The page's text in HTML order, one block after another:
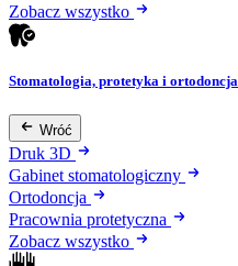
Zobacz wszystko
Stomatologia, protetyka i ortodoncja
Wróć
Druk 3D
Gabinet stomatologiczny
Ortodoncja
Pracownia protetyczna
Zobacz wszystko